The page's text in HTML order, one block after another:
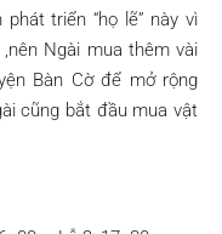
triển “họ lẽ” này vì
Ngài mua thêm vài
Bàn Cờ để mở rộng
cũng bắt đầu mua vật